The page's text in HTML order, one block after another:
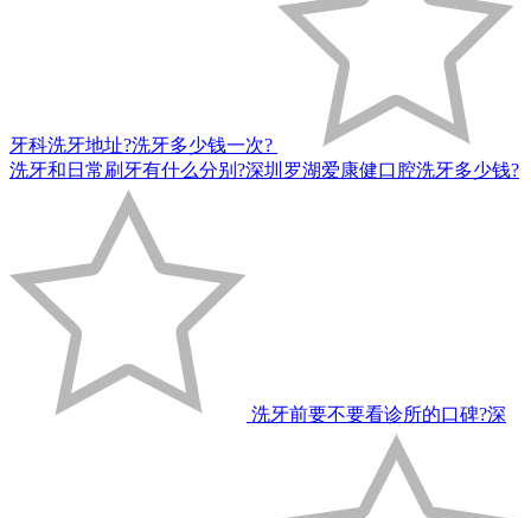
牙科洗牙地址?洗牙多少钱一次?
洗牙和日常刷牙有什么分别?深圳罗湖爱康健口腔洗牙多少钱?
洗牙前要不要看诊所的口碑?深